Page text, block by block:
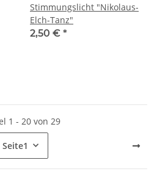
Stimmungslicht "Nikolaus-
Elch-Tanz"
2,50 € *
1 - 20 von 29
Seite1